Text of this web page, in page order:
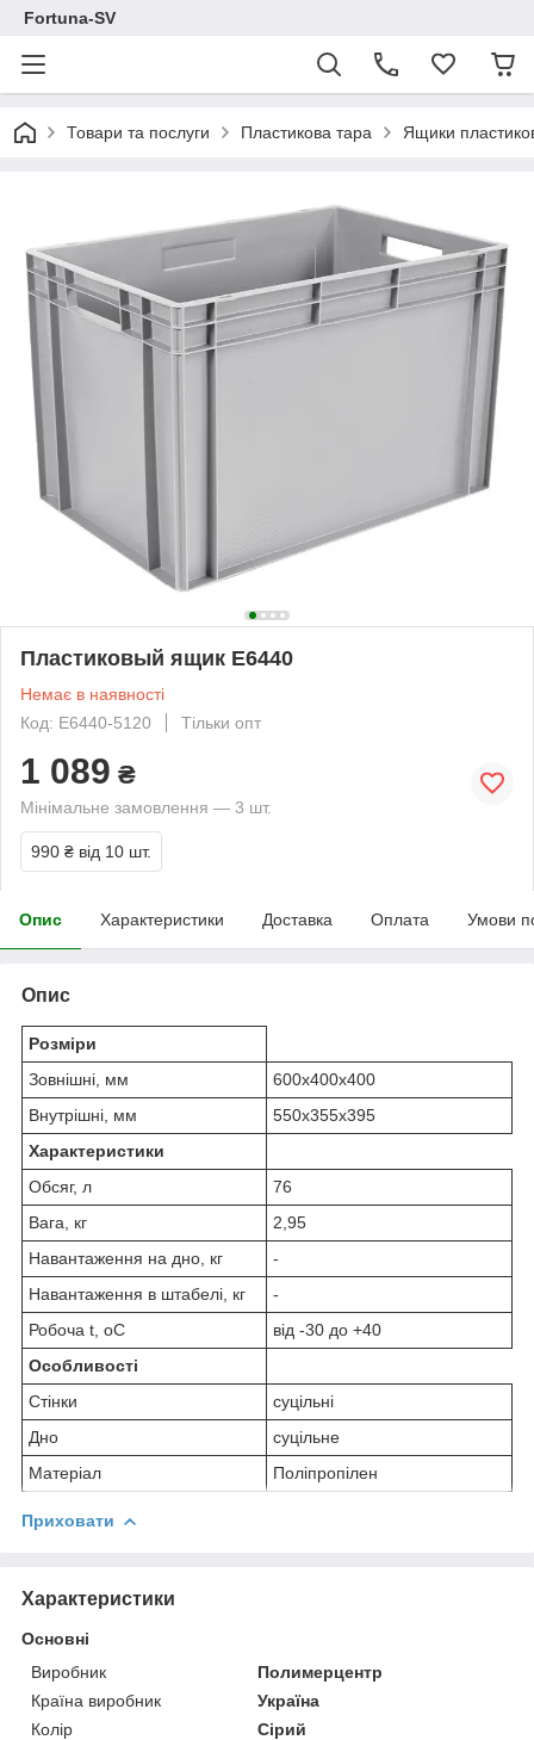
Fortuna-SV
Товари та послуги Пластикова тара Ящики
Пластиковый ящик E6440
Немає в наявності
Код: E6440-5120
Тільки опт
1 089 ₴
Мінімальне замовлення — 3 шт.
990 ₴ від 10 шт.
Опис Характеристики Доставка Оплата Умови
Опис
Розміри
Зовнішні, мм
600х400х400
Внутрішні, мм
550х355х395
Характеристики
Обсяг, л
76
Вага, кг
2,95
Навантаження на дно, кг
-
Навантаження в штабелі, кг
-
Робоча t, oС
від -30 до +40
Особливості
Стінки
суцільні
Дно
суцільне
Матеріал
Поліпропілен
Приховати
Характеристики
Основні
Виробник
Полимерцентр
Країна виробник
Україна
Колір
Сірий